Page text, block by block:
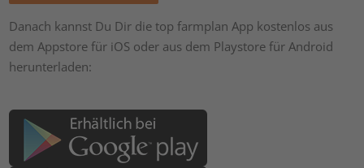
Danach kannst Du Dir die top farmplan App kostenlos aus
dem Appstore für iOS oder aus dem Playstore für Android
herunterladen: